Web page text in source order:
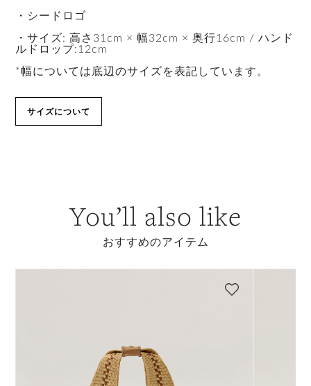
・シードロゴ
・サイズ: 高さ31cm × 幅32cm × 奥行16cm / ハンド
ルドロップ:12cm
*幅については底辺のサイズを表記しています。
サイズについて
You’ll also like
おすすめのアイテム